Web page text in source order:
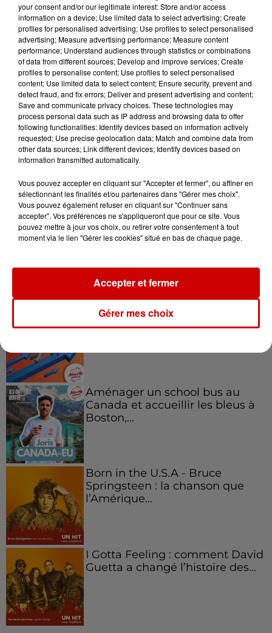
Le Duel - Gagnez vos entrées
pour l'un des zoos de nos
régions !
Destination Vacances - Gagnez
votre séjour en famille au cœur
de la...
vous !
Kelly Massol, figure
emblématique de
Aménager un school bus au
Canada et accueillir les bleus à
Boston,...
Born in the U.S.A - Bruce
Springsteen : la chanson que
l’Amérique...
I Gotta Feeling : comment David
Guetta a changé l’histoire des...
your consent and/or our legitimate interest: Store and/or access
information on a device; Use limited data to select advertising; Create
profiles for personalised advertising; Use profiles to select personalised
advertising; Measure advertising performance; Measure content
performance; Understand audiences through statistics or combinations
of data from different sources; Develop and improve services; Create
profiles to personalise content; Use profiles to select personalised
content; Use limited data to select content; Ensure security, prevent and
detect fraud, and fix errors; Deliver and present advertising and content;
Save and communicate privacy choices. These technologies may
process personal data such as IP address and browsing data to offer
following functionalities: Identify devices based on information actively
requested; Use precise geolocation data; Match and combine data from
other data sources; Link different devices; Identify devices based on
information transmitted automatically.
Vous pouvez accepter en cliquant sur "Accepter et fermer", ou affiner en
sélectionnant les finalités et/ou partenaires dans "Gérer mes choix".
Vous pouvez également refuser en cliquant sur "Continuer sans
accepter". Vos préférences ne s'appliqueront que pour ce site. Vous
pouvez mettre à jour vos choix, ou retirer votre consentement à tout
moment via le lien "Gérer les cookies" situé en bas de chaque page.
Gérer mes choix
Accepter et fermer